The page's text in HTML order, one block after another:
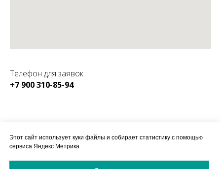
Этот сайт использует куки файлы и собирает статистику с помощью
сервиса Яндекс Метрика
Телефон для заявок:
+7 900 310-85-94
SPORT164
Магазин спортивного
оборудования